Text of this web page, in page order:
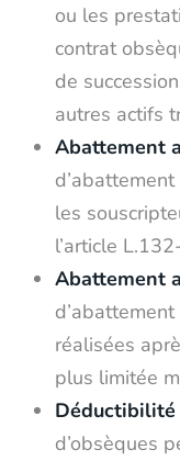
ou les
contrat
de
autres actifs
Abattement
les
l’article
Abattement
réalisées
plus limitée
Déductibilité
d’obsèques